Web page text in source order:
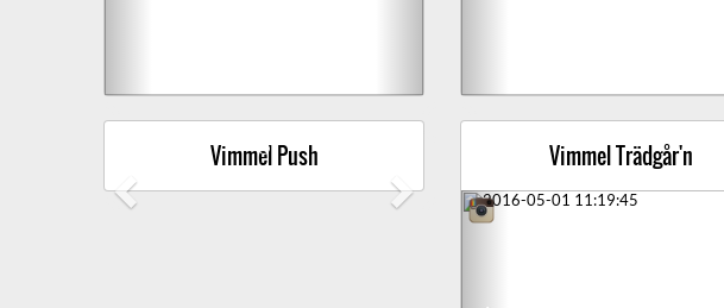
Vimmel Push
Previous Next
Vimmel Trädgår'n
Previous